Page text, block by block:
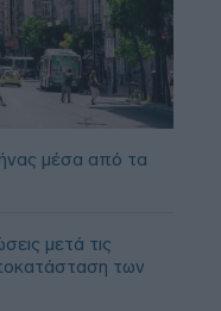
μέσα από τα
μετά τις
των